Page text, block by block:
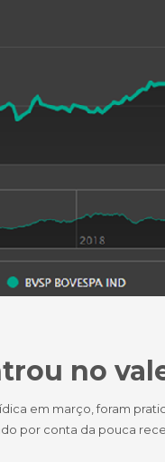
no
em março, foram
por conta da pouca